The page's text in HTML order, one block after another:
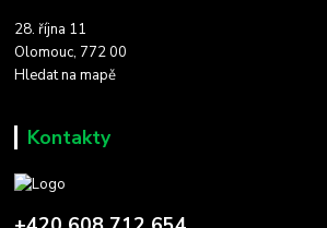
28. října 11
Olomouc, 772 00
Hledat na mapě
Kontakty